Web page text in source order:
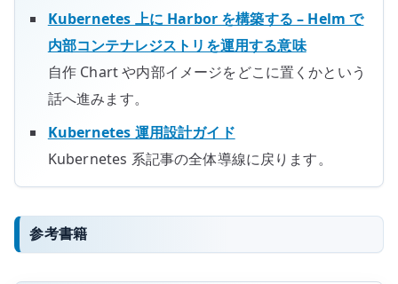
Kubernetes 上に Harbor を構築する – Helm で
内部コンテナレジストリを運用する意味
自作 Chart や内部イメージをどこに置くかという
話へ進みます。
Kubernetes 運用設計ガイド
Kubernetes 系記事の全体導線に戻ります。
参考書籍